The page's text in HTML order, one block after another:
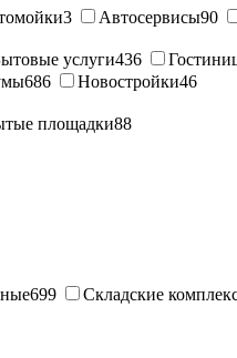
3 Автосервисы90
услуги436
686 Новостройки46
площадки88
699 Складские